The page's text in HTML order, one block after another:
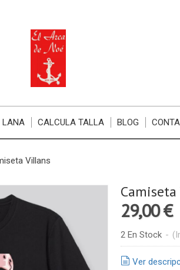
LANA CALCULA TALLA BLOG
Villans
29,00 €
2 En Stock -
Ver